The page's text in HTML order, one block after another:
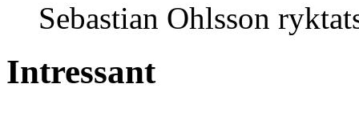
Sebastian Ohlsson
Intressant